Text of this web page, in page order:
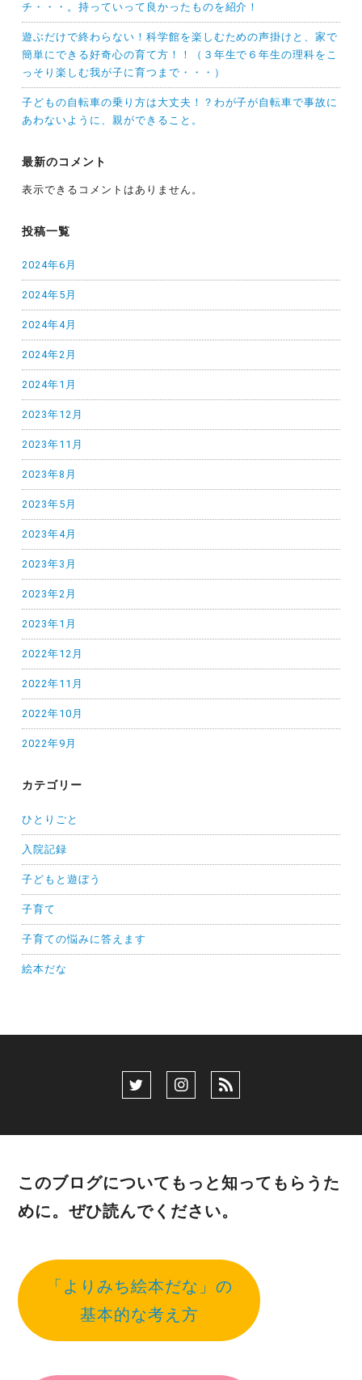
チ・・・。持っていって良かったものを紹介！
遊ぶだけで終わらない！科学館を楽しむための声掛けと、家で
簡単にできる好奇心の育て方！！（３年生で６年生の理科をこ
っそり楽しむ我が子に育つまで・・・）
子どもの自転車の乗り方は大丈夫！？わが子が自転車で事故に
あわないように、親ができること。
最新のコメント
表示できるコメントはありません。
投稿一覧
2024年6月
2024年5月
2024年4月
2024年2月
2024年1月
2023年12月
2023年11月
2023年8月
2023年5月
2023年4月
2023年3月
2023年2月
2023年1月
2022年12月
2022年11月
2022年10月
2022年9月
カテゴリー
ひとりごと
入院記録
子どもと遊ぼう
子育て
子育ての悩みに答えます
絵本だな
このブログについてもっと知ってもらうた
めに。ぜひ読んでください。
「よりみち絵本だな」の
基本的な考え方